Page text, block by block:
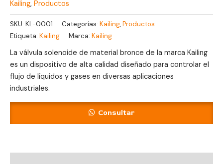
Kailing, Productos
SKU: KL-0001 Categorías: Kailing,Productos
Etiqueta: Kailing Marca: Kailing
La válvula solenoide de material bronce de la marca Kailing
es un dispositivo de alta calidad diseñado para controlar el
flujo de líquidos y gases en diversas aplicaciones
industriales.
Consultar